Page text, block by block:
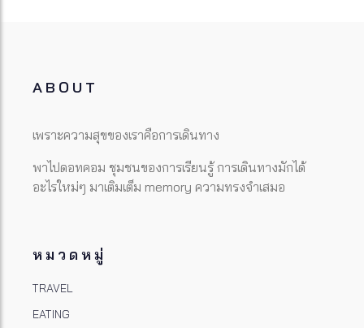
ABOUT
เพราะความสุขของเราคือการเดินทาง
พาไปดอทคอม ชุมชนของการเรียนรู้ การเดินทางมักได้
อะไรใหม่ๆ มาเติมเต็ม memory ความทรงจำเสมอ
หมวดหมู่
TRAVEL
EATING